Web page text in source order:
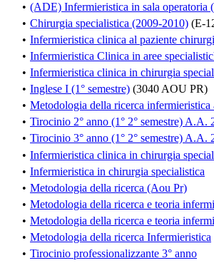
• (ADE) Infermieristica in sala operatoria
• Chirurgia specialistica (2009-2010) (E-
• Infermieristica clinica al paziente
• Infermieristica Clinica in aree
• Infermieristica clinica in chirurgia
• Inglese I (1° semestre) (3040 AOU PR)
• Metodologia della ricerca infermieristica
• Tirocinio 2° anno (1° 2° semestre) A.A.
• Tirocinio 3° anno (1° 2° semestre) A.A.
• Infermieristica clinica in chirurgia
• Infermieristica in chirurgia specialistica
• Metodologia della ricerca (Aou Pr)
• Metodologia della ricerca e teoria
• Metodologia della ricerca e teoria
• Metodologia della ricerca Infermieristica
• Tirocinio professionalizzante 3° anno